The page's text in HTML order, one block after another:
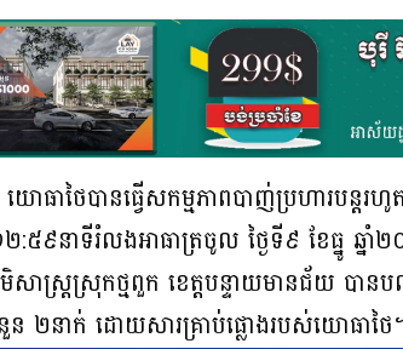
ោធាថៃបានធ្វើសកម្មភាពបាញ់ប្រហារបន្
៩នាទីរំលងអាធាត្រចូល ថ្ងៃទី៩ ខែធ្នូ ឆ្ន
សាស្ត្រស្រុកថ្មពួក ខេត្តបន្ទាយមានជ័យ បា
២នាក់ ដោយសារគ្រាប់ផ្លោងរបស់យោធាថៃ